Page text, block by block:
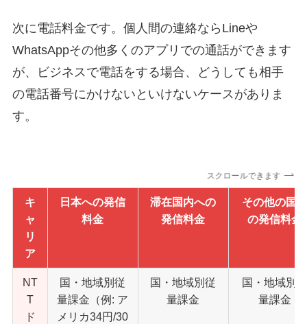
次に電話料金です。個人間の連絡ならLineや
WhatsAppその他多くのアプリでの通話ができます
が、ビジネスで電話をする場合、どうしても相手
の電話番号にかけないといけないケースがありま
す。
スクロールできます
キ
ャ
リ
ア
日本への発信
料金
滞在国内への
発信料金
その他の国へ
の発信料金
NT
T
ド
国・地域別従
量課金（例: ア
メリカ34円/30
国・地域別従
量課金
国・地域別従
量課金